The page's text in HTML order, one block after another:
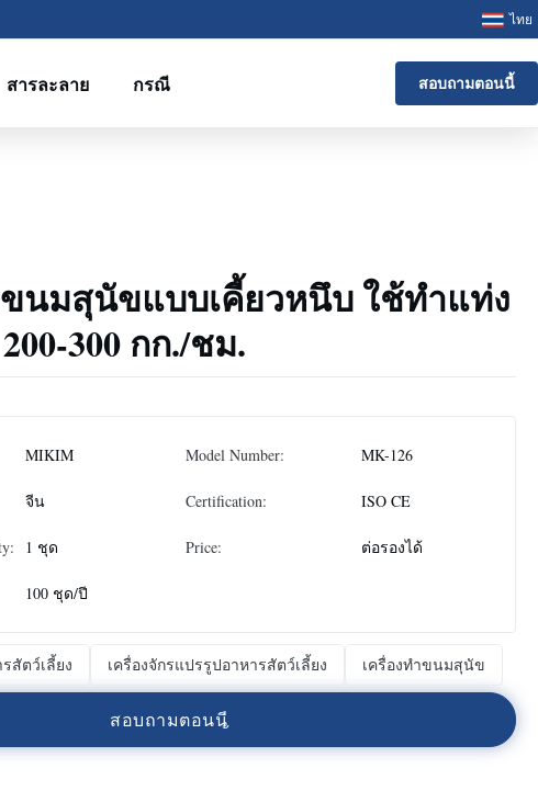
ไทย
สารละลาย กรณี สอบถามตอนนี้
ขนมสุนัขแบบเคี้ยวหนึบ ใช้ทำแท่ง
300 กก./ชม.
MIKIM Model Number: MK-126
จีน Certification: ISO CE
1 ชุด Price: ต่อรองได้
100 ชุด/ปี
สัตว์เลี้ยง เครื่องจักรแปรรูปอาหารสัตว์เลี้ยง เครื่องทำขนมสุนัข
สอบถามตอนน